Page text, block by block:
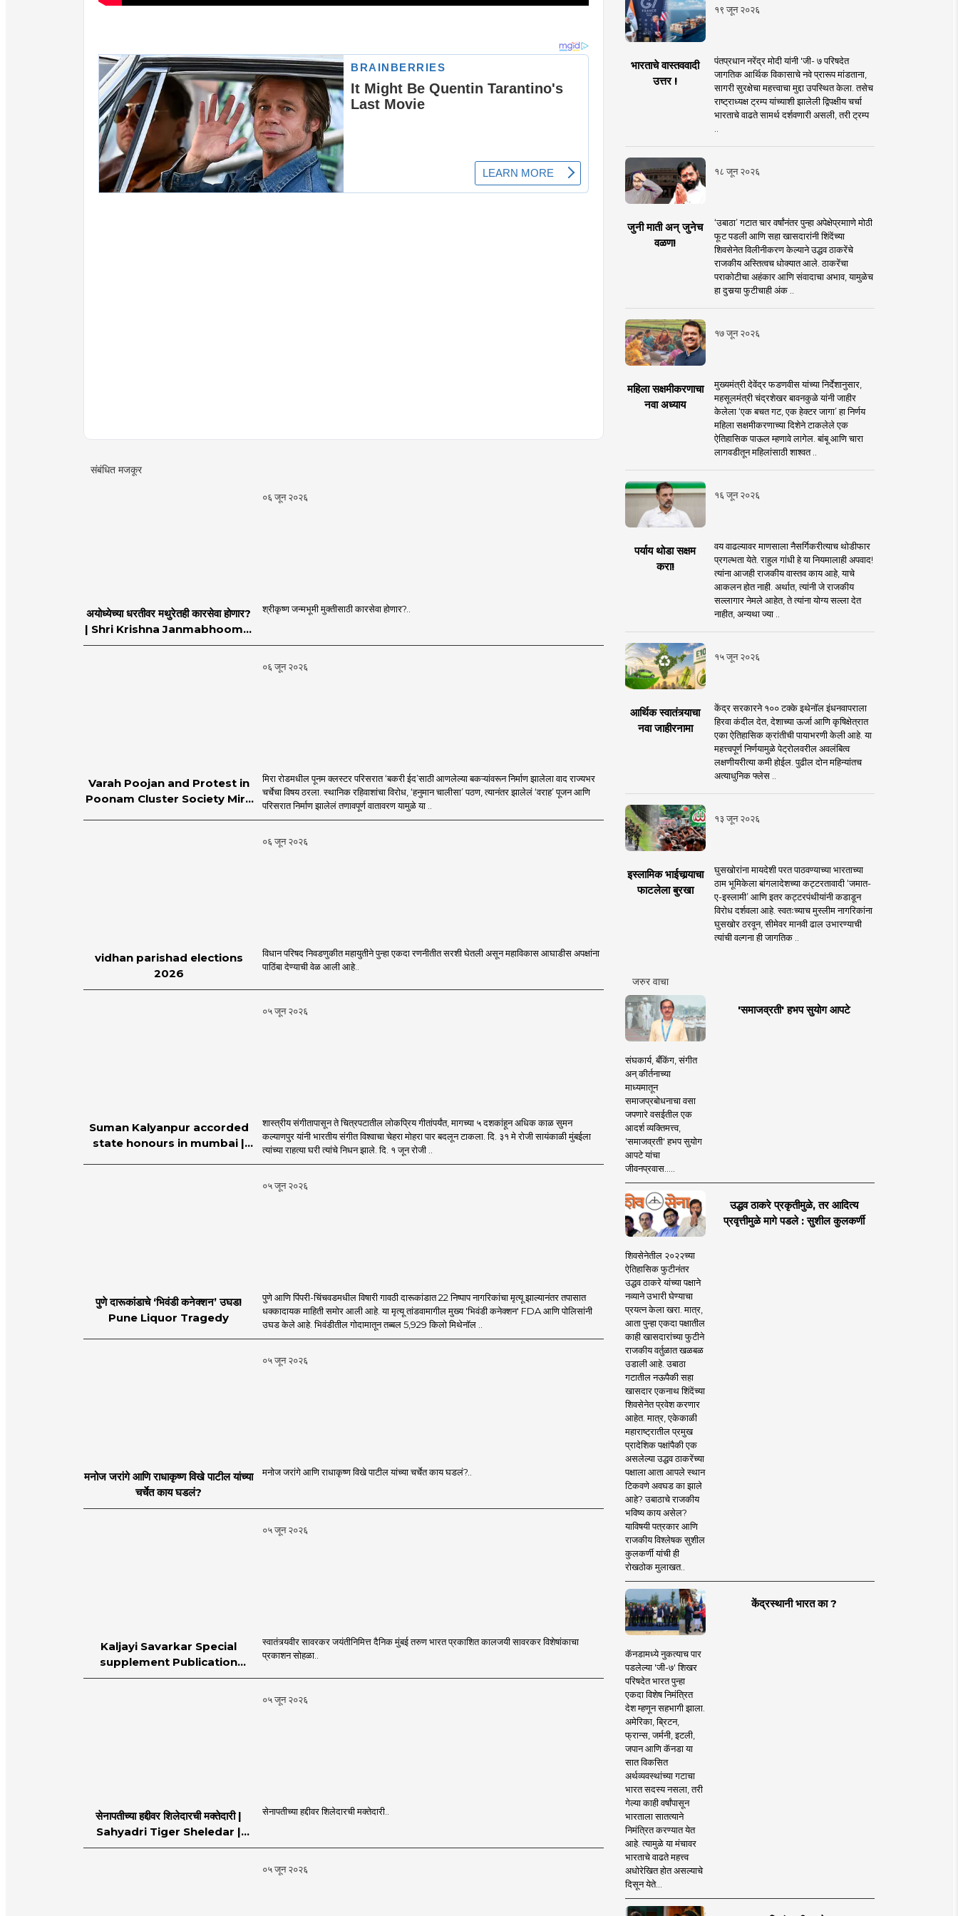
संबंधित मजकूर
०६ जून २०२६
अयोध्येच्या धरतीवर मथुरेतही कारसेवा होणार?
| Shri Krishna Janmabhoomi |
MahaMTB
श्रीकृष्ण जन्मभूमी मुक्तीसाठी कारसेवा होणार?..
०६ जून २०२६
Varah Poojan and Protest in
Poonam Cluster Society Mira
मिरा रोडमधील पूनम क्लस्टर परिसरात ‘बकरी ईद’साठी आणलेल्या बकऱ्यांवरून निर्माण झालेला वाद राज्यभर
चर्चेचा विषय ठरला. स्थानिक रहिवाशांचा विरोध, ‘हनुमान चालीसा’ पठण, त्यानंतर झालेलं ‘वराह’ पूजन आणि
परिसरात निर्माण झालेलं तणावपूर्ण वातावरण यामुळे या ..
०६ जून २०२६
vidhan parishad elections
2026
विधान परिषद निवडणुकीत महायुतीने पुन्हा एकदा रणनीतीत सरशी घेतली असून महाविकास आघाडीस अपक्षांना
पाठिंबा देण्याची वेळ आली आहे..
०५ जून २०२६
Suman Kalyanpur accorded
state honours in mumbai |
शास्त्रीय संगीतापासून ते चित्रपटातील लोकप्रिय गीतांपर्यंत, मागच्या ५ दशकांहून अधिक काळ सुमन
कल्याणपुर यांनी भारतीय संगीत विश्वाचा चेहरा मोहरा पार बदलून टाकला. दि. ३१ मे रोजी सायंकाळी मुंबईला
त्यांच्या राहत्या घरी त्यांचे निधन झाले. दि. १ जून रोजी ..
०५ जून २०२६
पुणे दारूकांडाचे ‘भिवंडी कनेक्शन’ उघड!
Pune Liquor Tragedy
पुणे आणि पिंपरी-चिंचवडमधील विषारी गावठी दारूकांडात 22 निष्पाप नागरिकांचा मृत्यू झाल्यानंतर तपासात
धक्कादायक माहिती समोर आली आहे. या मृत्यू तांडवामागील मुख्य 'भिवंडी कनेक्शन' FDA आणि पोलिसांनी
उघड केले आहे. भिवंडीतील गोदामातून तब्बल 5,929 किलो मिथेनॉल ..
०५ जून २०२६
मनोज जरांगे आणि राधाकृष्ण विखे पाटील यांच्या
चर्चेत काय घडलं?
मनोज जरांगे आणि राधाकृष्ण विखे पाटील यांच्या चर्चेत काय घडलं?..
०५ जून २०२६
Kaljayi Savarkar Special
supplement Publication
Programme in Dahanu |
स्वातंत्र्यवीर सावरकर जयंतीनिमित्त दैनिक मुंबई तरुण भारत प्रकाशित कालजयी सावरकर विशेषांकाचा
प्रकाशन सोहळा..
०५ जून २०२६
सेनापतीच्या हद्दीवर शिलेदारची मक्तेदारी |
Sahyadri Tiger Sheledar |
MahaMTB
सेनापतीच्या हद्दीवर शिलेदारची मक्तेदारी..
०५ जून २०२६
१९ जून २०२६
भारताचे वास्तववादी
उत्तर !
पंतप्रधान नरेंद्र मोदी यांनी 'जी- ७ परिषदेत
जागतिक आर्थिक विकासाचे नवे प्रारूप मांडताना,
सागरी सुरक्षेचा महत्त्वाचा मुद्दा उपस्थित केला. तसेच
राष्ट्राध्यक्ष ट्रम्प यांच्याशी झालेली द्विपक्षीय चर्चा
भारताचे वाढते सामर्थ दर्शवणारी असली, तरी ट्रम्प
१८ जून २०२६
जुनी माती अन् जुनेच
वळण!
‘उबाठा’ गटात चार वर्षांनंतर पुन्हा अपेक्षेप्रमााणे मोठी
फूट पडली आणि सहा खासदारांनी शिंदेंच्या
शिवसेनेत विलीनीकरण केल्याने उद्धव ठाकरेंचे
राजकीय अस्तित्वच धोक्यात आले. ठाकरेंचा
पराकोटीचा अहंकार आणि संवादाचा अभाव, यामुळेच
हा दुसर्‍या फुटीचाही अंक ..
१७ जून २०२६
महिला सक्षमीकरणाचा
नवा अध्याय
मुख्यमंत्री देवेंद्र फडणवीस यांच्या निर्देशानुसार,
महसूलमंत्री चंद्रशेखर बावनकुळे यांनी जाहीर
केलेला ‘एक बचत गट, एक हेक्टर जागा’ हा निर्णय
महिला सक्षमीकरणाच्या दिशेने टाकलेले एक
ऐतिहासिक पाऊल म्हणावे लागेल. बांबू आणि चारा
लागवडीतून महिलांसाठी शाश्वत ..
१६ जून २०२६
पर्याय थोडा सक्षम
करा!
वय वाढल्यावर माणसाला नैसर्गिकरीत्याच थोडीफार
प्रगल्भता येते. राहुल गांधी हे या नियमालाही अपवाद!
त्यांना आजही राजकीय वास्तव काय आहे, याचे
आकलन होत नाही. अर्थात, त्यांनी जे राजकीय
सल्लागार नेमले आहेत, ते त्यांना योग्य सल्ला देत
नाहीत, अन्यथा ज्या ..
१५ जून २०२६
आर्थिक स्वातंत्र्याचा
नवा जाहीरनामा
केंद्र सरकारने १०० टक्के इथेनॉल इंधनवापराला
हिरवा कंदील देत, देशाच्या ऊर्जा आणि कृषिक्षेत्रात
एका ऐतिहासिक क्रांतीची पायाभरणी केली आहे. या
महत्त्वपूर्ण निर्णयामुळे पेट्रोलवरील अवलंबित्व
लक्षणीयरीत्या कमी होईल. पुढील दोन महिन्यांतच
अत्याधुनिक फ्लेस ..
१३ जून २०२६
इस्लामिक भाईचार्‍याचा
फाटलेला बुरखा
घुसखोरांना मायदेशी परत पाठवण्याच्या भारताच्या
ठाम भूमिकेला बांगलादेशच्या कट्टरतावादी ‘जमात-
ए-इस्लामी’ आणि इतर कट्टरपंथीयांनी कडाडून
विरोध दर्शवला आहे. स्वतःच्याच मुस्लीम नागरिकांना
घुसखोर ठरवून, सीमेवर मानवी ढाल उभारण्याची
त्यांची वल्गना ही जागतिक ..
जरुर वाचा
'समाजव्रती' हभप सुयोग आपटे
संघकार्य, बँकिंग, संगीत
अन् कीर्तनाच्या
माध्यमातून
समाजप्रबोधनाचा वसा
जपणारे वसईतील एक
आदर्श व्यक्तिमत्त्व,
'समाजव्रती' हभप सुयोग
आपटे यांचा
जीवनप्रवास.....
उद्धव ठाकरे प्रकृतीमुळे, तर आदित्य
प्रवृत्तीमुळे मागे पडले : सुशील कुलकर्णी
शिवसेनेतील २०२२च्या
ऐतिहासिक फुटीनंतर
उद्धव ठाकरे यांच्या पक्षाने
नव्याने उभारी घेण्याचा
प्रयत्न केला खरा. मात्र,
आता पुन्हा एकदा पक्षातील
काही खासदारांच्या फुटीने
राजकीय वर्तुळात खळबळ
उडाली आहे. उबाठा
गटातील नऊपैकी सहा
खासदार एकनाथ शिंदेंच्या
शिवसेनेत प्रवेश करणार
आहेत. मात्र, एकेकाळी
महाराष्ट्रातील प्रमुख
प्रादेशिक पक्षांपैकी एक
असलेल्या उद्धव ठाकरेंच्या
पक्षाला आता आपले स्थान
टिकवणे अवघड का झाले
आहे? उबाठाचे राजकीय
भविष्य काय असेल?
याविषयी पत्रकार आणि
राजकीय विश्लेषक सुशील
कुलकर्णी यांची ही
रोखठोक मुलाखत..
केंद्रस्थानी भारत का ?
कॅनडामध्ये नुकत्याच पार
पडलेल्या 'जी-७' शिखर
परिषदेत भारत पुन्हा
एकदा विशेष निमंत्रित
देश म्हणून सहभागी झाला.
अमेरिका, ब्रिटन,
फ्रान्स, जर्मनी, इटली,
जपान आणि कॅनडा या
सात विकसित
अर्थव्यवस्थांच्या गटाचा
भारत सदस्य नसला, तरी
गेल्या काही वर्षांपासून
भारताला सातत्याने
निमंत्रित करण्यात येत
आहे. त्यामुळे या मंचावर
भारताचे वाढते महत्त्व
अधोरेखित होत असल्याचे
दिसून येते...